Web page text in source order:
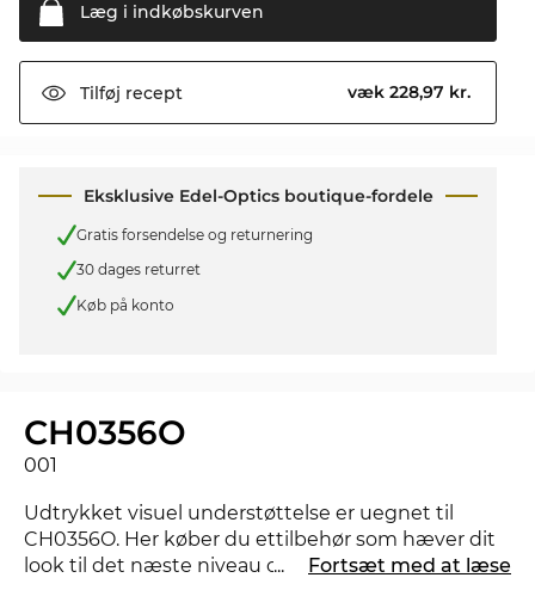
Læg i indkøbskurven
Tilføj recept væk 228,97 kr.
Eksklusive Edel-Optics boutique-fordele
Gratis forsendelse og returnering
30 dages returret
Køb på konto
CH0356O
001
Udtrykket visuel understøttelse er uegnet til
CH0356O. Her køber du ettilbehør som hæver dit
look til det næste niveau og viser, at du har styr på
... Fortsæt med at læse